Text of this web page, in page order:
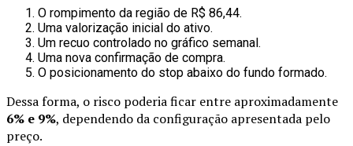
O rompimento da região de R$ 86,44.
Uma valorização inicial do ativo.
Um recuo controlado no gráfico semanal.
Uma nova confirmação de compra.
O posicionamento do stop abaixo do fundo formado.
Dessa forma, o risco poderia ficar entre aproximadamente
6% e 9%, dependendo da configuração apresentada pelo
preço.